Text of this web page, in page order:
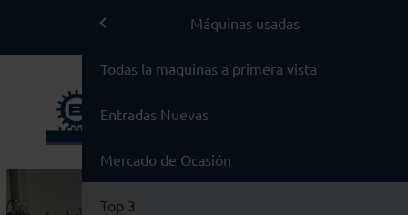
Máquinas usadas
Marcas
Máquinas usadas
Todas la maquinas a primera vista
Entradas Nuevas
Mercado de Ocasión
Top 3